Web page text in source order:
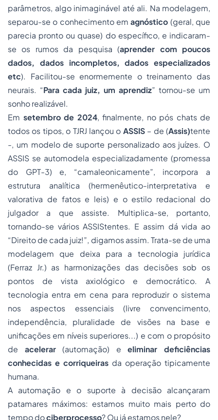
parâmetros, algo inimaginável até ali. Na modelagem,
separou-se o conhecimento emagnóstico (geral, que
parecia pronto ou quase) do específico, e indicaram-
se os rumos da pesquisa (aprender com poucos
dados, dados incompletos, dados especializados
etc). Facilitou-se enormemente o treinamento das
neurais. “Para cada juiz, um aprendiz” tornou-se um
sonho realizável.
Em setembro de 2024, finalmente, no pós chatsde
todos os tipos, o TJRJ lançou o ASSIS– de (Assis)tente
-, um modelo de suporte personalizado aos juízes. O
ASSIS se automodela especializadamente (promessa
do GPT-3) e, “camaleonicamente”, incorpora a
estrutura analítica (hermenêutico-interpretativa e
valorativa de fatos e leis) e o estilo redacional do
julgador a que assiste. Multiplica-se, portanto,
tornando-se vários ASSIStentes. E assim dá vida ao
“Direito de cada juiz!”, digamos assim. Trata-se de uma
modelagem que deixa para a tecnologia jurídica
(Ferraz Jr.) as harmonizações das decisões sob os
pontos de vista axiológico e democrático. A
tecnologia entra em cena para reproduzir o sistema
nos aspectos essenciais (livre convencimento,
independência, pluralidade de visões na base e
unificações em níveis superiores...) e com o propósito
de acelerar(automação) eeliminar
deficiências
conhecidas e corriqueiras da operação tipicamente
humana.
A automação e o suporte à decisãoalcançaram
patamares máximos: estamos muito mais perto do
tempo dociberprocesso? Ou já estamos nele?